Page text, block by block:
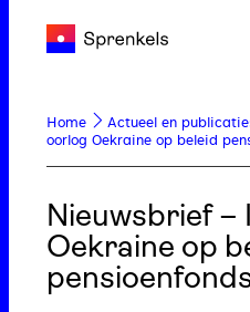
Home Actueel en
oorlog Oekraine op beleid
Nieuwsbrief
Oekraine op